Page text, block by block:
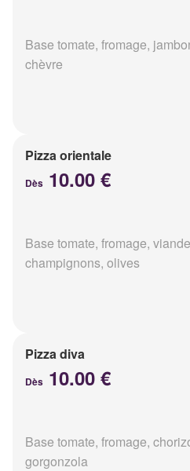
Base tomate, fromage,
chèvre
Pizza orientale
Dès 10.00 €
Base tomate, fromage,
champignons, olives
Pizza diva
Dès 10.00 €
Base tomate, fromage,
gorgonzola